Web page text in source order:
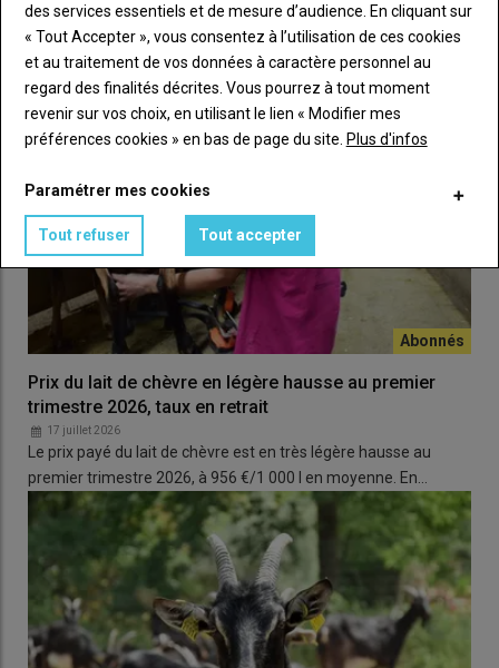
Prix du lait de chèvre en légère hausse au premier
trimestre 2026, taux en retrait
17 juillet 2026
Le prix payé du lait de chèvre est en très légère hausse au
premier trimestre 2026, à 956 €/1 000 l en moyenne. En…
des services essentiels et de mesure d’audience. En cliquant sur
« Tout Accepter », vous consentez à l’utilisation de ces cookies
et au traitement de vos données à caractère personnel au
regard des finalités décrites. Vous pourrez à tout moment
revenir sur vos choix, en utilisant le lien « Modifier mes
préférences cookies » en bas de page du site. Plus d'infos
Paramétrer mes cookies
Tout refuser Tout accepter